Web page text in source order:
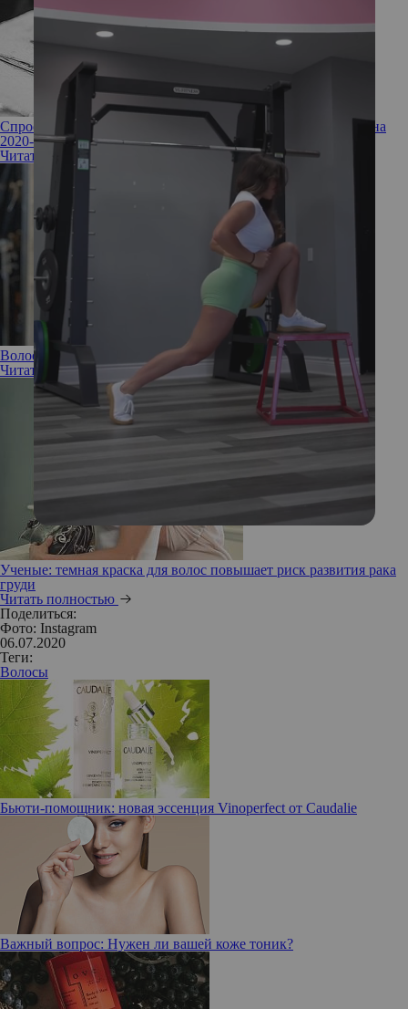
Спросили эксперта: главные тренды в окрашивании волос на
2020-й год
Читать полностью
Волосы, как у Насти Каменских: 5 бьюти-секретов звезды
Читать полностью
Ученые: темная краска для волос повышает риск развития рака
груди
Читать полностью
Поделиться:
Фото: Instagram
06.07.2020
Теги:
Волосы
Бьюти-помощник: новая эссенция Vinoperfect от Caudalie
Важный вопрос: Нужен ли вашей коже тоник?